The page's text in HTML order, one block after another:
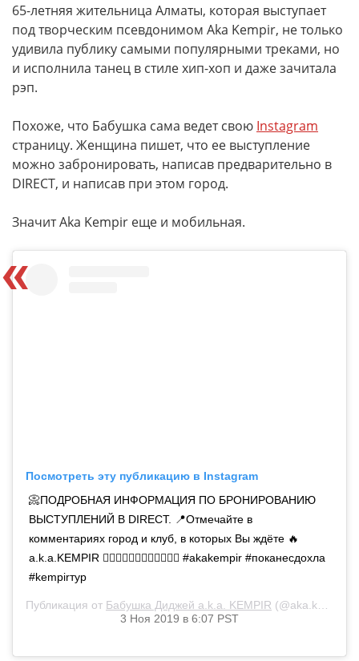
65-летняя жительница Алматы, которая выступает
под творческим псевдонимом Aka Kempir, не только
удивила публику самыми популярными треками, но
и исполнила танец в стиле хип-хоп и даже зачитала
рэп.
Похоже, что Бабушка сама ведет свою Instagram
страницу. Женщина пишет, что ее выступление
можно забронировать, написав предварительно в
DIRECT, и написав при этом город.
Значит Aka Kempir еще и мобильная.
Посмотреть эту публикацию в Instagram
📀ПОДРОБНАЯ ИНФОРМАЦИЯ ПО БРОНИРОВАНИЮ
ВЫСТУПЛЕНИЙ В DIRECT. 📍Отмечайте в
комментариях город и клуб, в которых Вы ждёте 🔥
a.k.a.KEMPIR 👇🏼👇🏼👇🏼👇🏼👇🏼👇🏼 #akakempir #поканесдохла
#kempirтур
Публикация от Бабушка Диджей a.k.a. KEMPIR (@aka.kempir)
3 Ноя 2019 в 6:07 PST